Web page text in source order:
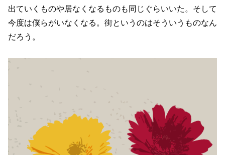
出ていくものや居なくなるものも同じぐらいいた。そして
今度は僕らがいなくなる。街というのはそういうものなん
だろう。